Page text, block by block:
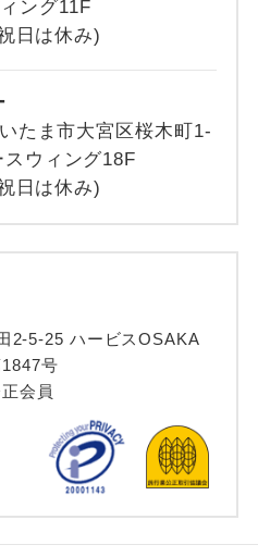
ング11F
日は休み)
たま市大宮区桜木町1-
ウィング18F
日は休み)
2-5-25 ハービスOSAKA
号
会員